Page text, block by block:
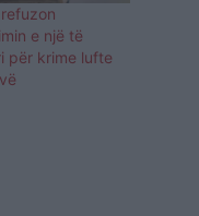
e një të
për krime lufte